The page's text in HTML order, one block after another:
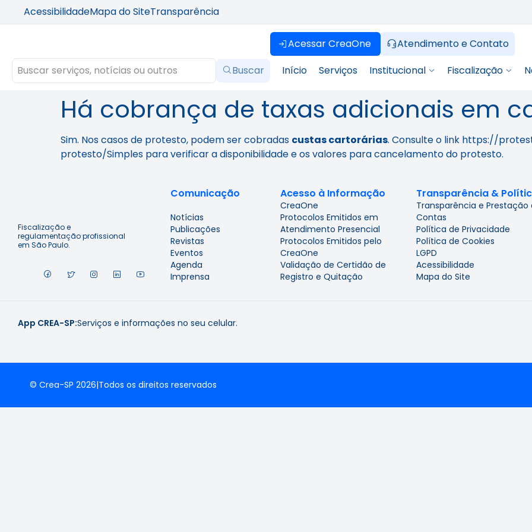
AcessibilidadeMapa do SiteTransparência
Acessar CreaOne
Atendimento e Contato
Buscar
Início Serviços Institucional Fiscalização
Há cobrança de taxas adicionais em
Sim. Nos casos de protesto, podem ser cobradas custas cartorárias. Consulte o link https://
protesto/Simples para verificar a disponibilidade e os valores para cancelamento do protesto.
Fiscalização e
regulamentação profissional
em São Paulo.
Comunicação
Notícias
Publicações
Revistas
Eventos
Agenda
Imprensa
Acesso à Informação
CreaOne
Protocolos Emitidos em
Atendimento Presencial
Protocolos Emitidos pelo
CreaOne
Validação de Certidão de
Registro e Quitação
Transparência &
Transparência e Prestação
Contas
Política de Privacidade
Política de Cookies
LGPD
Acessibilidade
Mapa do Site
App CREA-SP:Serviços e informações no seu celular.
© Crea-SP 2026|Todos os direitos reservados